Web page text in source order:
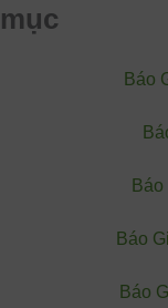
mục
Báo
Báo
Báo